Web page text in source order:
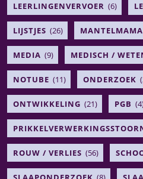
LEERLINGENVERVOER (6)
LIJSTJES (26) MANTELMAMA
MEDIA (9) MEDISCH /
NOTUBE (11) ONDERZOEK
ONTWIKKELING (21) PGB
ROUW / VERLIES (56)